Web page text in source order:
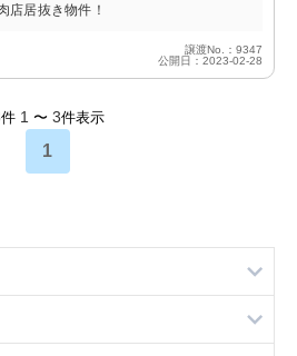
店居抜き物件！
譲渡No.：9347
公開日：2023-02-28
件 1 〜 3件表示
1
の案件一覧